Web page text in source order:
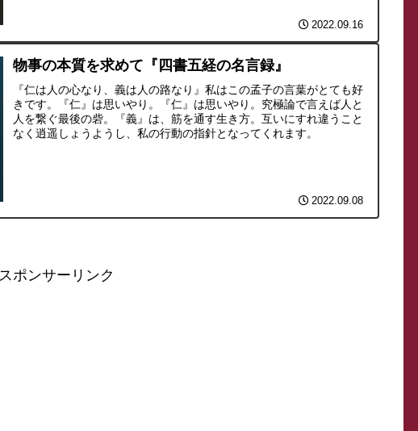
2022.09.16
物事の本質を求めて『四書五経の名言録』
『仁は人の心なり、義は人の路なり』私はこの孟子の言葉がとても好
きです。『仁』は思いやり。『仁』は思いやり。究極論で言えば人と
人を繋ぐ最後の砦。『義』は、筋を通す生き方。互いにすれ違うこと
なく逍遥しょうようし、私の行動の指針となってくれます。
2022.09.08
スポンサーリンク